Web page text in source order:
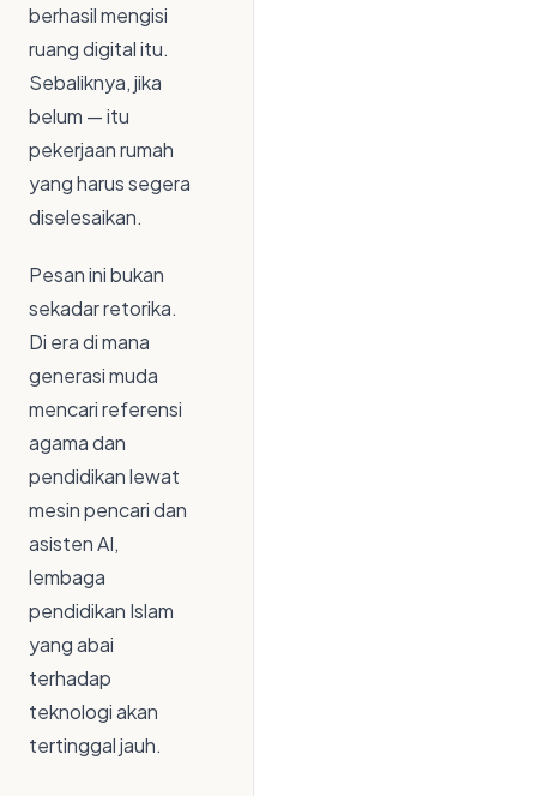
berhasil mengisi
ruang digital itu.
Sebaliknya, jika
belum — itu
pekerjaan rumah
yang harus segera
diselesaikan.
Pesan ini bukan
sekadar retorika.
Di era di mana
generasi muda
mencari referensi
agama dan
pendidikan lewat
mesin pencari dan
asisten AI,
lembaga
pendidikan Islam
yang abai
terhadap
teknologi akan
tertinggal jauh.